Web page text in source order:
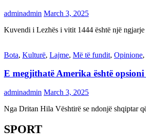
adminadmin March 3, 2025
Kuvendi i Lezhës i vitit 1444 është një
Bota, Kulturë, Lajme, Më të fundit, Opinione,
E megjithatë Amerika është
adminadmin March 3, 2025
Nga Dritan Hila Vështirë se ndonjë shqiptar
SPORT